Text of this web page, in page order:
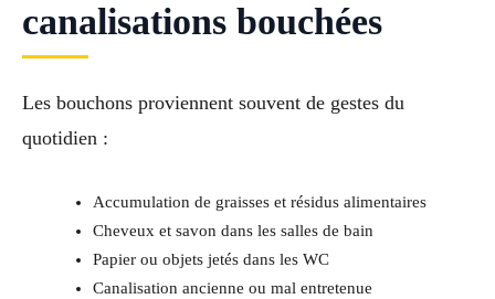
canalisations bouchées
Les bouchons proviennent souvent de gestes du
quotidien :
Accumulation de graisses et résidus alimentaires
Cheveux et savon dans les salles de bain
Papier ou objets jetés dans les WC
Canalisation ancienne ou mal entretenue